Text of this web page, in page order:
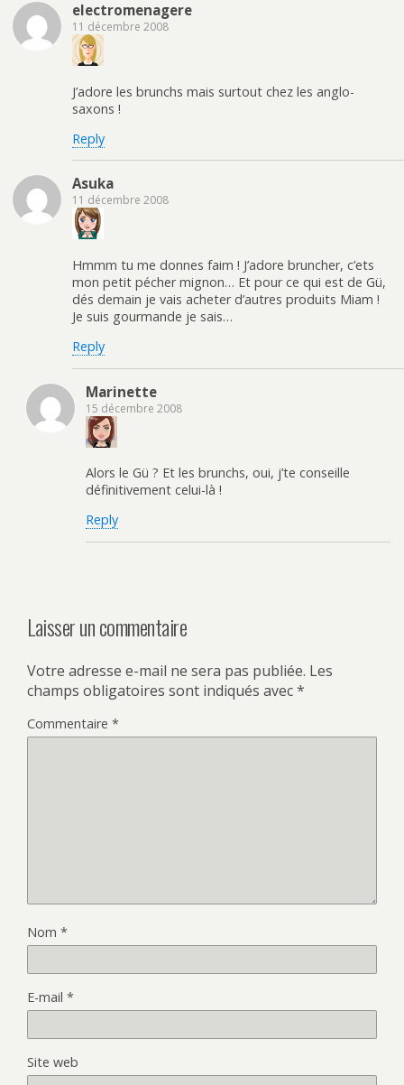
electromenagere
11 décembre 2008
J’adore les brunchs mais surtout chez les anglo-
saxons !
Reply
Asuka
11 décembre 2008
Hmmm tu me donnes faim ! J’adore bruncher, c’ets
mon petit pécher mignon… Et pour ce qui est de Gü,
dés demain je vais acheter d’autres produits Miam !
Je suis gourmande je sais…
Reply
Marinette
15 décembre 2008
Alors le Gü ? Et les brunchs, oui, j’te conseille
définitivement celui-là !
Reply
Laisser un commentaire
Votre adresse e-mail ne sera pas publiée. Les
champs obligatoires sont indiqués avec*
Commentaire *
Nom *
E-mail *
Site web